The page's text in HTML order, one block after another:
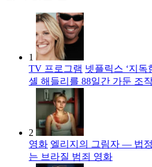
1
TV 프로그램 넷플릭스 ‘지독
셸 해들리를 88일간 가둔 조
2
영화 엘리지의 그림자 — 법
는 브라질 범죄 영화